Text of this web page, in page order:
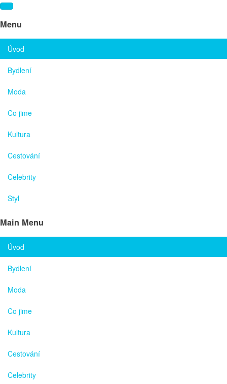
Menu
Úvod
Bydlení
Moda
Co jime
Kultura
Cestování
Celebrity
Styl
Main Menu
Úvod
Bydlení
Moda
Co jime
Kultura
Cestování
Celebrity